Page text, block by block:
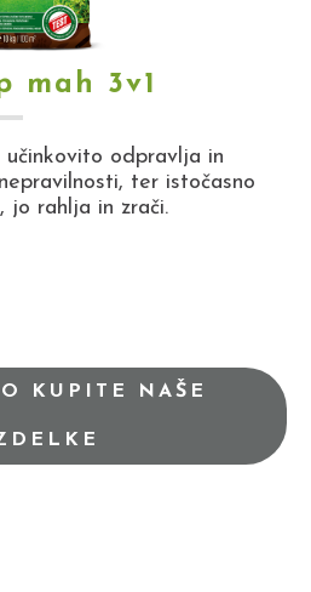
mah 3v1
učinkovito odpravlja in
ter istočasno
jo rahlja in zrači.
KUPITE NAŠE